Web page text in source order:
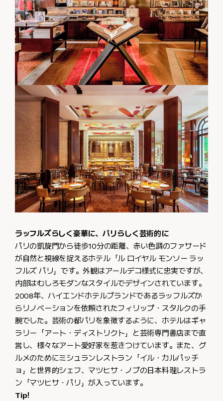
ラッフルズらしく豪華に、パリらしく芸術的に
パリの凱旋門から徒歩10分の距離、赤い色調のファサード
が自然と視線を捉えるホテル「ル ロイヤル モンソー ラッ
フルズ パリ」です。外観はアールデコ様式に忠実ですが、
内部はむしろモダンなスタイルでデザインされています。
2008年、ハイエンドホテルブランドであるラッフルズか
らリノベーションを依頼されたフィリップ・スタルクの手
腕でした。芸術の都パリを象徴するように、ホテルはギャ
ラリー「アート・ディストリクト」と芸術専門書店まで直
営し、様々なアート愛好家を惹きつけています。また、グ
ルメのためにミシュランレストラン「イル・カルパッチ
ョ」と世界的シェフ、マツヒサ・ノブの日本料理レストラ
ン「マツヒサ・パリ」が入っています。
Tip!